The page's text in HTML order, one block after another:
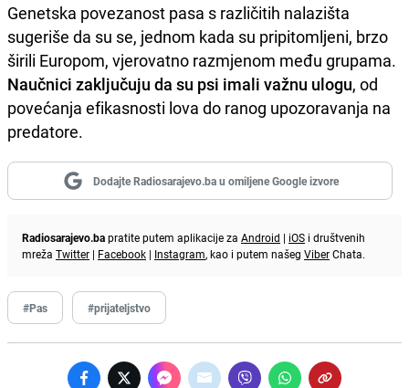
Genetska povezanost pasa s različitih nalazišta
sugeriše da su se, jednom kada su pripitomljeni, brzo
širili Europom, vjerovatno razmjenom među grupama.
Naučnici zaključuju da su psi imali važnu ulogu, od
povećanja efikasnosti lova do ranog upozoravanja na
predatore.
Dodajte Radiosarajevo.ba u omiljene Google izvore
Radiosarajevo.bapratite putem aplikacije za Android | iOS i društvenih
mreža Twitter | Facebook | Instagram, kao i putem našeg ViberChata.
#Pas #prijateljstvo